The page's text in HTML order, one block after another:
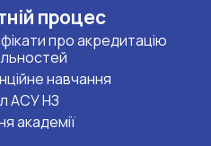
процес
про акредитацію
навчання
АСУ НЗ
академії